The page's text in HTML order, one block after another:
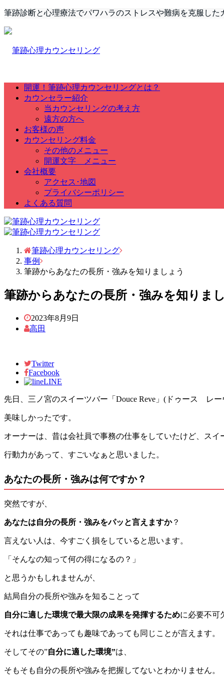
筆跡診断と心理療法でパワハラのストレスや難病を克服した
開運！筆跡心理カウンセリングとは？
カウンセラー紹介
当カウンセリングの考え方
遠方の方へ
お客様の声
カウンセリング料金
その他のメニュー
開運文字 メニュー
会社概要
アクセス･地図
プライバシーポリシー
よくある質問
筆跡心理カウンセリング
事例
筆跡からあなたの長所・強みを知りましょう
筆跡からあなたの長所・強みを知りま
2023年8月9日
高田
Twitter
Facebook
LINE
先日、三ノ宮のスイーツバー「Douce Reve」(ドゥース レー
美味しかったです。
オーナーは、昔は会社員で事務の仕事をしていたけど、ス
行動力があって、すごいなぁと思いました。
あなたの長所・強みは何ですか？
突然ですが、
あなたは自分の長所・強みをパッと言えますか？
言えない人は、今すごく損をしていると思います。
「そんなの知って何の得になるの？」
と思うかもしれませんが、
結局自分の長所や強みを知ることって
自分に適した環境で最大限の成果を発揮するために必要不可
それは仕事であっても趣味であっても同じことが言えます。
そしてその”自分に適した環境”は、
そもそも自分の長所や強みを把握してないとわかりません。